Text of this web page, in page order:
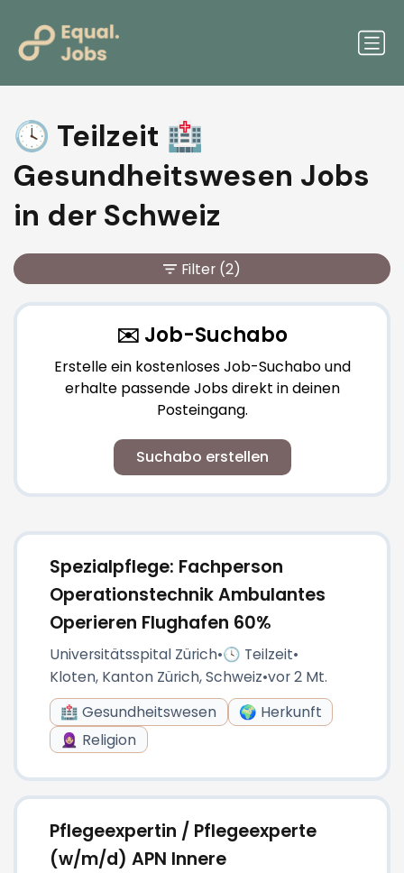
🕓 Teilzeit 🏥
Gesundheitswesen Jobs
in der Schweiz
Spezialpflege: Fachperson
Operationstechnik Ambulantes
Operieren Flughafen 60%
Universitätsspital Zürich•🕓 Teilzeit•
Kloten, Kanton Zürich, Schweiz•vor 2 Mt.
🏥 Gesundheitswesen
🌍 Herkunft
🧕🏼 Religion
Pflegeexpertin / Pflegeexperte
(w/m/d) APN Innere
Filter (2)
✉️ Job-Suchabo
Erstelle ein kostenloses Job-Suchabo und
erhalte passende Jobs direkt in deinen
Posteingang.
Suchabo erstellen